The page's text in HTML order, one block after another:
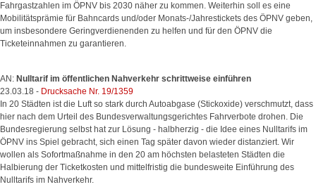
Fahrgastzahlen im ÖPNV bis 2030 näher zu kommen. Weiterhin soll es eine
Mobilitätsprämie für Bahncards und/oder Monats-/Jahrestickets des ÖPNV geben,
um insbesondere Geringverdienenden zu helfen und für den ÖPNV die
Ticketeinnahmen zu garantieren.
AN: Nulltarif im öffentlichen Nahverkehr schrittweise einführen
23.03.18 - Drucksache Nr. 19/1359
In 20 Städten ist die Luft so stark durch Autoabgase (Stickoxide) verschmutzt, dass
hier nach dem Urteil des Bundesverwaltungsgerichtes Fahrverbote drohen. Die
Bundesregierung selbst hat zur Lösung - halbherzig - die Idee eines Nulltarifs im
ÖPNV ins Spiel gebracht, sich einen Tag später davon wieder distanziert. Wir
wollen als Sofortmaßnahme in den 20 am höchsten belasteten Städten die
Halbierung der Ticketkosten und mittelfristig die bundesweite Einführung des
Nulltarifs im Nahverkehr.